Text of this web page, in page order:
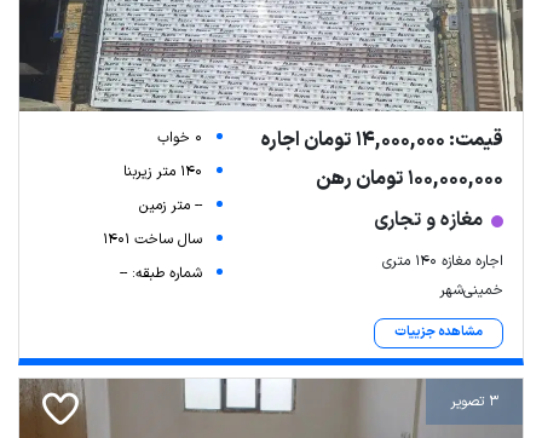
قیمت: 14,000,000 تومان اجاره
100,000,000 تومان رهن
مغازه و تجاری
اجاره مغازه 140 متری
خمینی‌شهر
مشاهده جزییات
0 خواب
140 متر زیربنا
-- متر زمین
سال ساخت 1401
شماره طبقه: --
3 تصویر